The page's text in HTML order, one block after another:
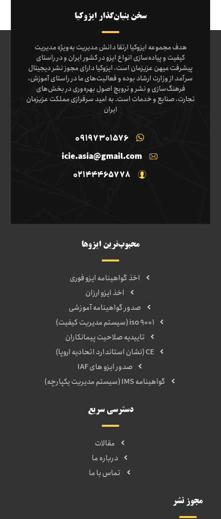
سخن بنیان‌گذار ایزوکیا
هدف مجموعه ایزوکیا ارتقا دانش مدیریت به‌ویژه مدیریت
کیفیت و پیاده‌سازی انواع ایزو در کشور ایران و در راستای
پیشرفت میهن عزیزمان است، ایزوکیا دارای مجوز نشر دیجیتال
سرآمد از وزارت ارشاد بوده و فعالیت‌های ما در راستای آموزش،
فرهنگ‌سازی و نشر و ترویج اصول بهره‌وری در بخش‌های
تجارت، صنایع و خدمات است. به امید سرفرازی مملکت عزیزمان
ایران
09197301576
icie.asia@gmail.com
02144465778
محبوب‌ترین ایزوها
اخذ گواهینامه ایزو فوری
اخذ ایزو ارزان
صدور گواهینامه آموزشی
iso 9001 (سیستم مدیریت کیفیت)
تاییدیه صلاحیت پیمانکاران
CE (نشان استاندارد اتحادیه اروپا)
صدور ایزو های IAF
گواهینامه IMS (سیستم مدیریت یکپارچه)
دسترسی سریع
مقالات
درباره ما
تماس با ما
مجوز نشر